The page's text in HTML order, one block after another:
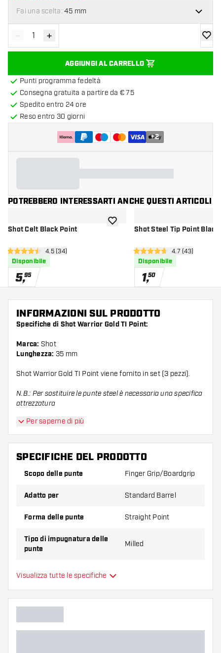
Fai una scelta: 45 mm
Diminuisci quantità
- Aumenta quantità
+
AGGIUNGI AL CARRELLO
Punti programma fedeltà
Consegna gratuita a partire da € 75
Spedito entro 24 ore
Reso entro 30 giorni
+2
POTREBBERO INTERESSARTI ANCHE QUESTI ARTICOLI
Shot Celt Black Point
apri pannello recensioni
4.5 stelle di valutazione
4.5 (34)
Disponibile
5,95
aggiungi alla lista dei desideri
Shot Steel Tip Point Black
apri pannello
4.7 stelle di valutazione
4.7 (43)
Disponibile
1,50
INFORMAZIONI SUL PRODOTTO
Specifiche di Shot Warrior Gold TI Point:
Marca: Shot
Lunghezza: 35 mm
Shot Warrior Gold TI Point viene fornito in set (3 pezzi).
N.B.: Per sostituire le punte steel è necessaria una specifica
attrezzatura
Per saperne di più
SPECIFICHE DEL PRODOTTO
Scopo delle punte Finger Grip/Boardgrip
Adatto per Standard Barrel
Forma delle punte Straight Point
Tipo di impugnatura delle
punte
Milled
Zona di presa delle punte
Colori aggiuntivi
Visualizza tutte le specifiche